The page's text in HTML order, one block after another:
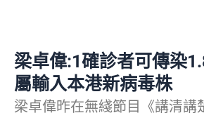
梁卓偉:1確診者可傳染
屬輸入本港新病毒株
梁卓偉昨在無綫節目《講清講